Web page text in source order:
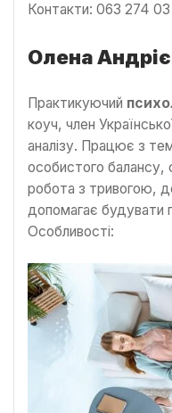
Контакти: 063 274 03
Олена
Практикуючий
коуч, член
аналізу. Працює з
особистого балансу,
робота з тривогою,
допомагає будувати
Особливості: